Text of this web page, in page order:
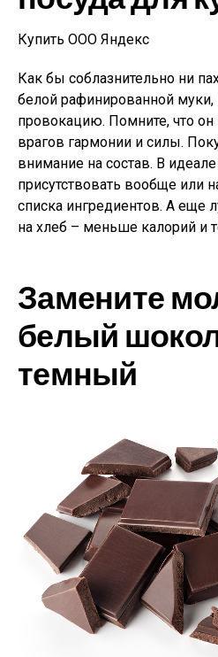
Купить ООО Яндекс
Как бы соблазнительно ни
белой рафинированной муки,
провокацию. Помните, что
врагов гармонии и силы.
внимание на состав. В
присутствовать вообще или
списка ингредиентов. А еще
на хлеб – меньше калорий и
Замените
белый
темный